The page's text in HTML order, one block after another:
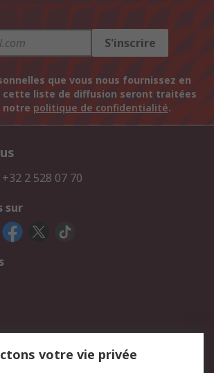
S'inscrire
que vous nous fournissez en
cette liste de diffusion seront traitées
notre politique de confidentialité.
+32 2 528 07 70
sur
2.500 marques
votre vie privée